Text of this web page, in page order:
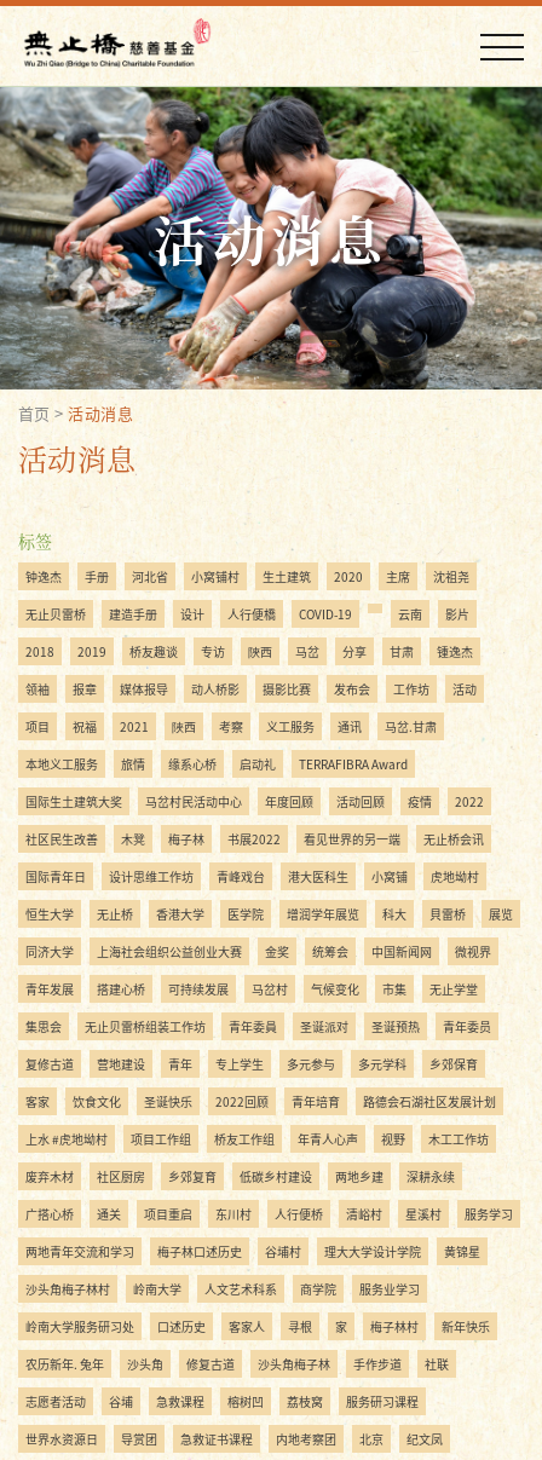
活动消息
首页 >活动消息
活动消息
标签
钟逸杰 手册 河北省 小窝铺村 生土建筑 2020 主席 沈祖尧
无止贝雷桥 建造手册 设计 人行便橋 COVID-19 云南 影片
2018 2019 桥友趣谈 专访 陝西 马岔 分享 甘肃 锺逸杰
领袖 报章 媒体报导 动人桥影 摄影比赛 发布会 工作坊 活动
项目 祝福 2021 陜西 考察 义工服务 通讯 马岔.甘肃
本地义工服务 旅情 缘系心桥 启动礼 TERRAFIBRA Award
国际生土建筑大奖 马岔村民活动中心 年度回顾 活动回顾 疫情 2022
社区民生改善 木凳 梅子林 书展2022 看见世界的另一端 无止桥会讯
国际青年日 设计思维工作坊 青峰戏台 港大医科生 小窝铺 虎地坳村
恒生大学 无止桥 香港大学 医学院 增润学年展览 科大 貝雷桥 展览
同济大学 上海社会组织公益创业大赛 金奖 统筹会 中国新闻网 微视界
青年发展 搭建心桥 可持续发展 马岔村 气候变化 市集 无止学堂
集思会 无止贝雷桥组装工作坊 青年委員 圣诞派对 圣诞预热 青年委员
复修古道 营地建设 青年 专上学生 多元参与 多元学科 乡郊保育
客家 饮食文化 圣诞快乐 2022回顾 青年培育 路德会石湖社区发展计划
上水 #虎地坳村 项目工作组 桥友工作组 年青人心声 视野 木工工作坊
废弃木材 社区厨房 乡郊复育 低碳乡村建设 两地乡建 深耕永续
广搭心桥 通关 项目重启 东川村 人行便桥 清峪村 星溪村 服务学习
两地青年交流和学习 梅子林口述历史 谷埔村 理大大学设计学院 黄锦星
沙头角梅子林村 岭南大学 人文艺术科系 商学院 服务业学习
岭南大学服务研习处 口述历史 客家人 寻根 家 梅子林村 新年快乐
农历新年. 兔年 沙头角 修复古道 沙头角梅子林 手作步道 社联
志愿者活动 谷埔 急救课程 榕树凹 荔枝窝 服务研习课程
世界水资源日 导赏团 急救证书课程 内地考察团 北京 纪文凤